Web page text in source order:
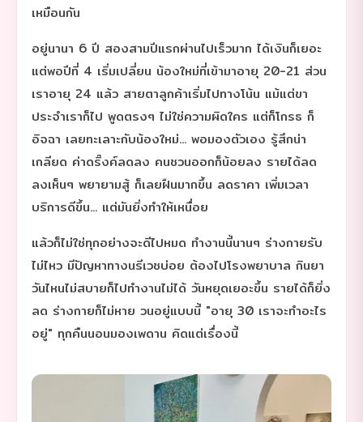
เหมือนกัน
อยู่นานา 6 ปี สองสามปีแรกผ่านไปเร็วมาก ได้เงินก็เยอะ
แต่พอปีที่ 4 เริ่มเปลี่ยน น้องใหม่ที่เข้ามาอายุ 20-21 ส่วน
เราอายุ 24 แล้ว สายตาลูกค้าเริ่มไปทางโน้น แม้แต่ขา
ประจำเราก็ไป พูดตรงๆ ไม่ใช่ความผิดใคร แต่ก็โกรธ ก็
อิจฉา เลยทะเลาะกับน้องใหม่... พอมองตัวเอง รู้สึกน่า
เกลียด ค่าดริ๊งค์ลดลง คนชวนออกก็น้อยลง รายได้ลด
ลงเห็นๆ พยายามสู้ ก็เลยฝืนมากขึ้น ลดราคา เพิ่มเวลา
บริการดีขึ้น... แต่มันยิ่งทำให้เหนื่อย
แล้วก็ไม่ใช่ทุกอย่างจะดีไปหมด ทำงานนี้นานๆ ร่างกายรับ
ไม่ไหว มีปัญหาทางนรีเวชบ่อย ต้องไปโรงพยาบาล กินยา
วันไหนไม่สบายก็ไปทำงานไม่ได้ วันหยุดเยอะขึ้น รายได้ก็ยิ่ง
ลด ร่างกายก็ไม่หาย วนอยู่แบบนี้ "อายุ 30 เราจะทำอะไร
อยู่" ทุกคืนนอนมองเพดาน คิดแต่เรื่องนี้